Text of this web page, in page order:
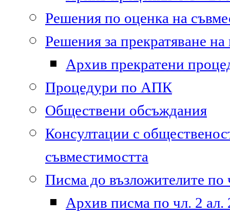
Решения по оценка на
Решения за прекратяване
Архив прекратени
Процедури по АПК
Обществени обсъждания
Консултации с
съвместимостта
Писма до възложителите по
Архив писма по чл. 2 ал.